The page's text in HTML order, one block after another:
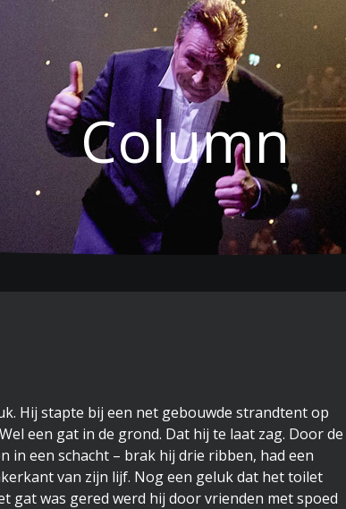
Column
Hij stapte bij een net gebouwde strandtent op
een gat in de grond. Dat hij te laat zag. Door de
in een schacht – brak hij drie ribben, had een
van zijn lijf. Nog een geluk dat het toilet
gat was gered werd hij door vrienden met spoed